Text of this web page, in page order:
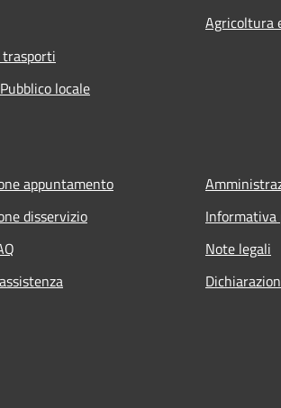
locale
Agricoltura
appuntamento
disservizio
Informativa
Note legali